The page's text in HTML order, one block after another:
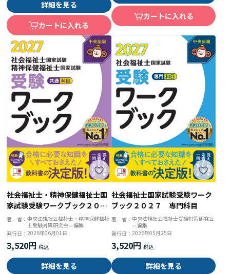
詳細を見る
カートに入れる
カートに入れる
社会福祉士・精神保健福祉士国
家試験受験ワークブック２０２
７ 共通科目
著 者： 中央法規社会福祉士・精神保健福祉
士受験対策研究会＝編集
発行日：2026年06月01日
3,520円
詳細を見る
社会福祉士国家試験受験ワーク
ブック２０２７ 専門科目
著 者： 中央法規社会福祉士受験対策研究会
＝編集
発行日： 2026年05月25日
3,520円
詳細を見る